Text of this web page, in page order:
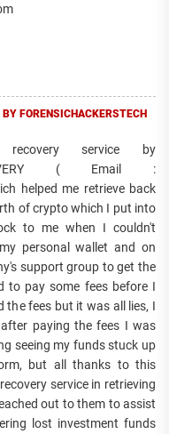
FORENSICHACKERSTECH
service by
( Email :
helped me retrieve back
of crypto which I put into
to me when I couldn't
personal wallet and on
support group to get the
to pay some fees before I
the fees but it was all lies, I
paying the fees I was
seeing my funds stuck up
but all thanks to this
service in retrieving
out to them to assist
lost investment funds